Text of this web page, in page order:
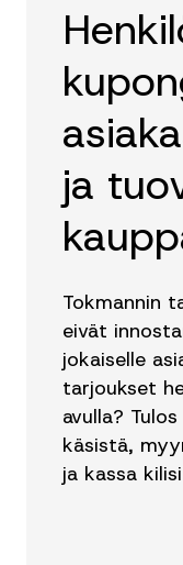
ja
Tokmannin
eivät
jokaiselle
tarjoukset
avulla?
käsistä,
ja kassa